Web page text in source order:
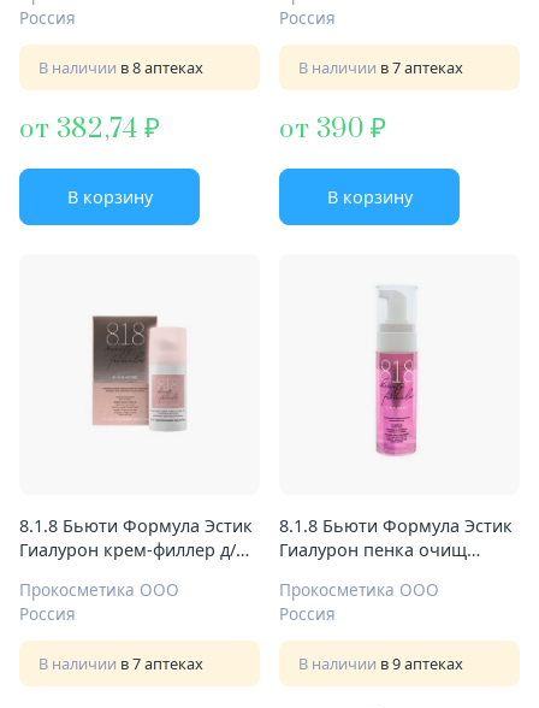
Россия
В наличии в 8 аптеках
от 382,74
В корзину
Россия
В наличии в 7 аптеках
от 390
В корзину
8.1.8 Бьюти Формула Эстик
Гиалурон крем-филлер д/
морщин д/чувствит кожи
Прокосметика ООО
Россия
В наличии в 7 аптеках
8.1.8 Бьюти Формула Эстик
Гиалурон пенка очищ
Прокосметика ООО
Россия
В наличии в 9 аптеках